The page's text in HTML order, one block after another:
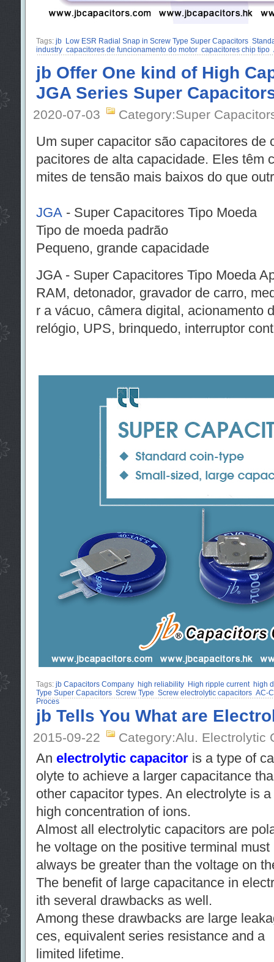
Tags: jb Low ESR Radial Snap in Screw Type Super Capacitors
industry capacitores de funcionamento do motor capacitores chip tipo
jb Offer One kind of High
JGA Series Super
2020-07-03 Category:Super
Um super capacitor são capacitores de
pacitores de alta capacidade. Eles têm
mites de tensão mais baixos do que
JGA- Super Capacitores Tipo Moeda
Tipo de moeda padrão
Pequeno, grande capacidade
JGA - Super Capacitores Tipo Moeda
RAM, detonador, gravador de carro,
r a vácuo, câmera digital, acionamento
relógio, UPS, brinquedo, interruptor
Tags: jb Capacitors Company high reliability High ripple current
high
Type Super Capacitors Screw Type Screw electrolytic capacitors AC-
Proces
jb Tells You What are
2015-09-22 Category:Alu. Electrolytic
An electrolytic capacitoris a type of
olyte to achieve a larger capacitance
other capacitor types. An electrolyte is
high concentration of ions.
Almost all electrolytic capacitors are
he voltage on the positive terminal must
always be greater than the voltage on
The benefit of large capacitance in
ith several drawbacks as well.
Among these drawbacks are large
ces, equivalent series resistance and a
limited lifetime.